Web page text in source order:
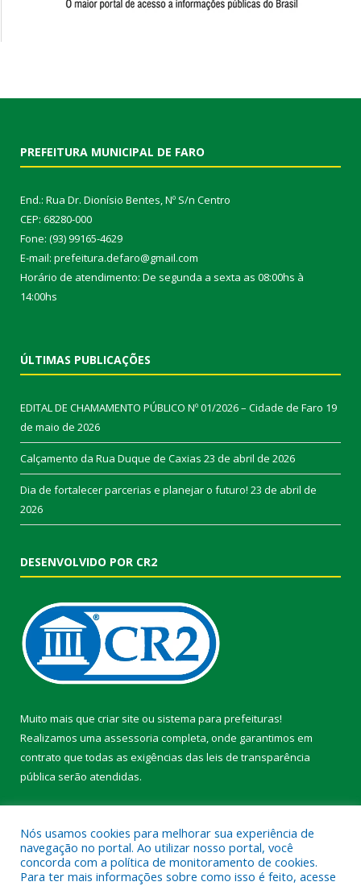
PREFEITURA MUNICIPAL DE FARO
End.: Rua Dr. Dionísio Bentes, Nº S/n Centro
CEP: 68280-000
Fone: (93) 99165-4629
E-mail: prefeitura.defaro@gmail.com
Horário de atendimento: De segunda a sexta as 08:00hs à
14:00hs
ÚLTIMAS PUBLICAÇÕES
EDITAL DE CHAMAMENTO PÚBLICO Nº 01/2026 – Cidade de Faro 19
de maio de 2026
Calçamento da Rua Duque de Caxias 23 de abril de 2026
Dia de fortalecer parcerias e planejar o futuro! 23 de abril de
2026
DESENVOLVIDO POR CR2
Muito mais que criar site ou sistema para prefeituras!
Realizamos uma assessoria completa, onde garantimos em
contrato que todas as exigências das leis de transparência
pública serão atendidas.
Nós usamos cookies para melhorar sua experiência de
navegação no portal. Ao utilizar nosso portal, você
concorda com a política de monitoramento de cookies.
Para ter mais informações sobre como isso é feito, acesse